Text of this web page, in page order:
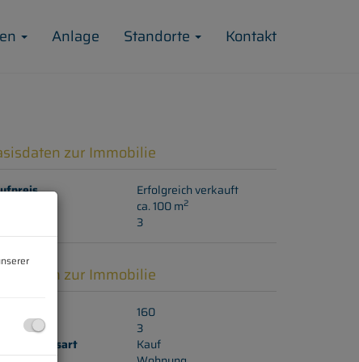
Anlage Standorte Kontakt
zur Immobilie
Erfolgreich verkauft
ca. 100 m2
3
zur Immobilie
160
3
Kauf